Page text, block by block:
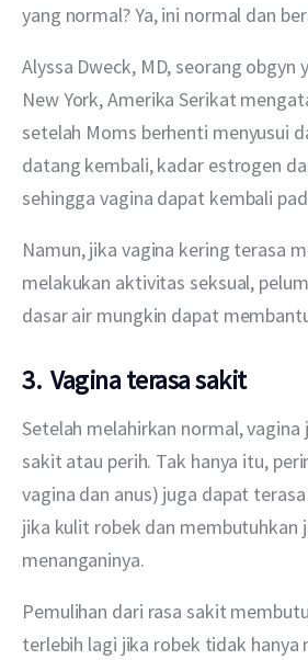
yang normal? Ya, ini normal dan
Alyssa Dweck, MD, seorang obgyn
New York, Amerika Serikat
setelah Moms berhenti menyusui
datang kembali, kadar estrogen
sehingga vagina dapat kembali
Namun, jika vagina kering terasa
melakukan aktivitas seksual,
dasar air mungkin dapat
3. Vagina terasa sakit
Setelah melahirkan normal,
sakit atau perih. Tak hanya itu,
vagina dan anus) juga dapat
jika kulit robek dan membutuhkan
menanganinya.
Pemulihan dari rasa sakit
terlebih lagi jika robek tidak